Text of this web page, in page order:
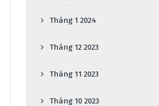
Tháng 1 2024
Tháng 12 2023
Tháng 11 2023
Tháng 10 2023